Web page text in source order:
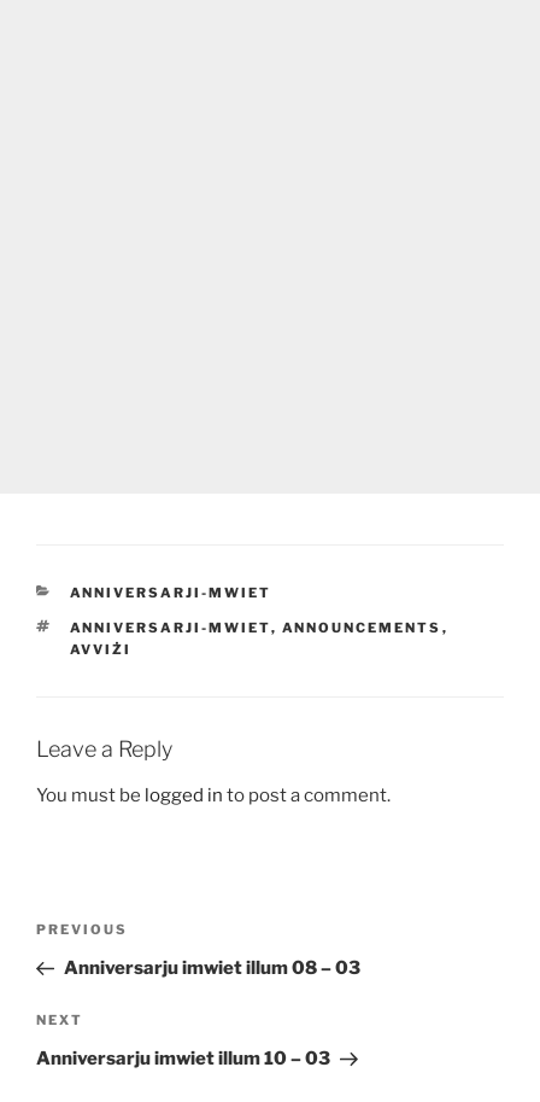
CATEGORIES
ANNIVERSARJI-MWIET
TAGS
ANNIVERSARJI-MWIET, ANNOUNCEMENTS ,
AVVIŻI
Leave a Reply
You must be logged in to post a comment.
Previous
Post
PREVIOUS
Anniversarju imwiet illum 08 – 03
Next
Post
NEXT
Anniversarju imwiet illum 10 – 03